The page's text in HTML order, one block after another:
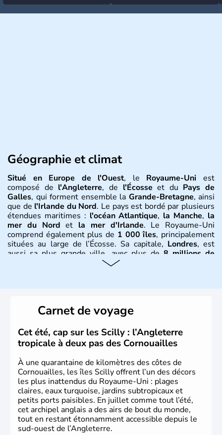
Géographie et climat
Situé en Europe de l'Ouest, le Royaume-Uni est
composé de l'Angleterre, de l'Écosse et du Pays de
Galles, qui forment ensemble la Grande-Bretagne, ainsi
que de l'Irlande du Nord. Le pays est bordé par plusieurs
étendues maritimes : l'océan Atlantique, la Manche, la
mer du Nord et la mer d'Irlande. Le Royaume-Uni
comprend également plus de 1 000 îles, principalement
situées au large de l’Écosse. Sa capitale, Londres, est
aussi sa plus grande ville, avec plus de 8 millions de
population totale du Royaume-Uni
Histoire et administration
naît officiellement en 1801 avec l’
d’Union, réunissant leRoyaume de Grande-Bretagne
Royaume d’Irlande. Puissance majeure duSiècle des
Lumières, il s’illustre enlittérature, ensciences
l’innovation. Il devient en 1807 la première nation à abolir
commerce d’esclaves. Membre de l’Union Européenne
à partir de 1973, le Royaume-Uniengage, dès les années
1980, d’importantesréformes économiquesfondées sur
lelibéralisme, influençant durablement son
développement. Sonhistoire richecontinue de marquer
sa culture et son rayonnement international.
Carnet de voyage
Cet été, cap sur les Scilly : l’Angleterre
tropicale à deux pas des Cornouailles
À une quarantaine de kilomètres des côtes de
Cornouailles, les îles Scilly offrent l’un des décors
les plus inattendus du Royaume-Uni : plages
claires, eaux turquoise, jardins subtropicaux et
petits ports paisibles. En juillet comme tout l’été,
cet archipel anglais a des airs de bout du monde,
tout en restant étonnamment accessible depuis le
sud-ouest de l’Angleterre.